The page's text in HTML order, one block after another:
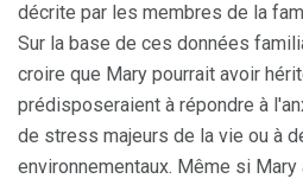
décrite par les membres de la
Sur la base de ces données
croire que Mary pourrait avoir
prédisposeraient à répondre à
de stress majeurs de la vie ou à
environnementaux. Même si